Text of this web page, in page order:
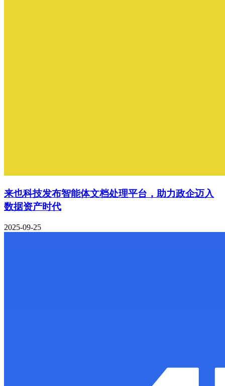
来也科技发布智能体文档处理平台，助力政企迈入
数据资产时代
2025-09-25